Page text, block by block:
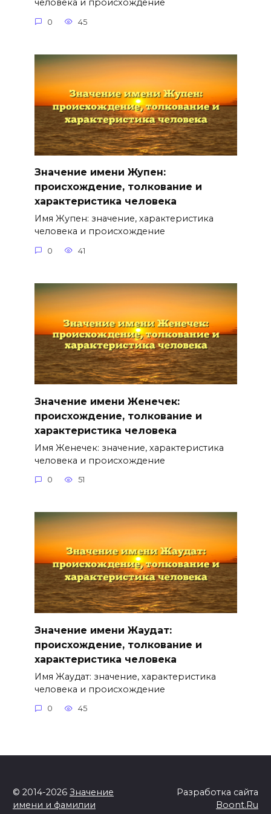
человека и происхождение
0 45
Значение имени Жупен:
происхождение, толкование и
характеристика человека
Имя Жупен: значение, характеристика
человека и происхождение
0 41
Значение имени Женечек:
происхождение, толкование и
характеристика человека
Имя Женечек: значение, характеристика
человека и происхождение
0 51
Значение имени Жаудат:
происхождение, толкование и
характеристика человека
Имя Жаудат: значение, характеристика
человека и происхождение
0 45
© 2014-2026 Значение
имени и фамилии
Разработка сайта
Boont.Ru